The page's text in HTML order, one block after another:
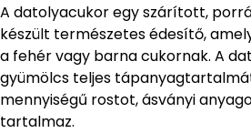
A datolyacukor egy szárított,
készült természetes édesítő,
a fehér vagy barna cukornak. A
gyümölcs teljes
mennyiségű rostot, ásványi
tartalmaz.